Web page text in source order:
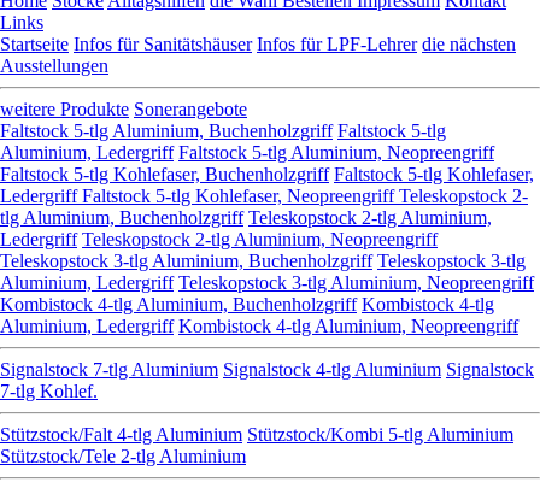
Links
Startseite Infos für Sanitätshäuser Infos für LPF-Lehrer die nächsten
Ausstellungen
weitere Produkte Sonerangebote
Faltstock 5-tlg Aluminium, Buchenholzgriff Faltstock 5-tlg
Aluminium, Ledergriff Faltstock 5-tlg Aluminium, Neopreengriff
Faltstock 5-tlg Kohlefaser, Buchenholzgriff Faltstock 5-tlg Kohlefaser,
LedergriffFaltstock 5-tlg Kohlefaser, NeopreengriffTeleskopstock 2-
tlg Aluminium, Buchenholzgriff Teleskopstock 2-tlg Aluminium,
Ledergriff Teleskopstock 2-tlg Aluminium, Neopreengriff
Teleskopstock 3-tlg Aluminium, Buchenholzgriff Teleskopstock 3-tlg
Aluminium, Ledergriff Teleskopstock 3-tlg Aluminium, Neopreengriff
Kombistock 4-tlg Aluminium, Buchenholzgriff Kombistock 4-tlg
Aluminium, Ledergriff Kombistock 4-tlg Aluminium, Neopreengriff
Signalstock 7-tlg Aluminium Signalstock 4-tlg Aluminium Signalstock
7-tlg Kohlef.
Stützstock/Falt 4-tlg Aluminium Stützstock/Kombi 5-tlg Aluminium
Stützstock/Tele 2-tlg Aluminium